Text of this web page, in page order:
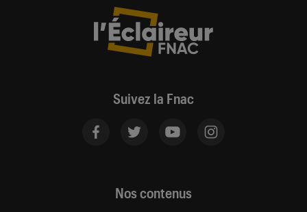
Suivez la Fnac
Nos contenus